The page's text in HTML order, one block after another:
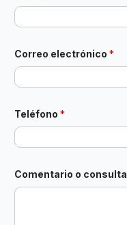
Correo electrónico *
Teléfono *
o
m
Comentario o consulta